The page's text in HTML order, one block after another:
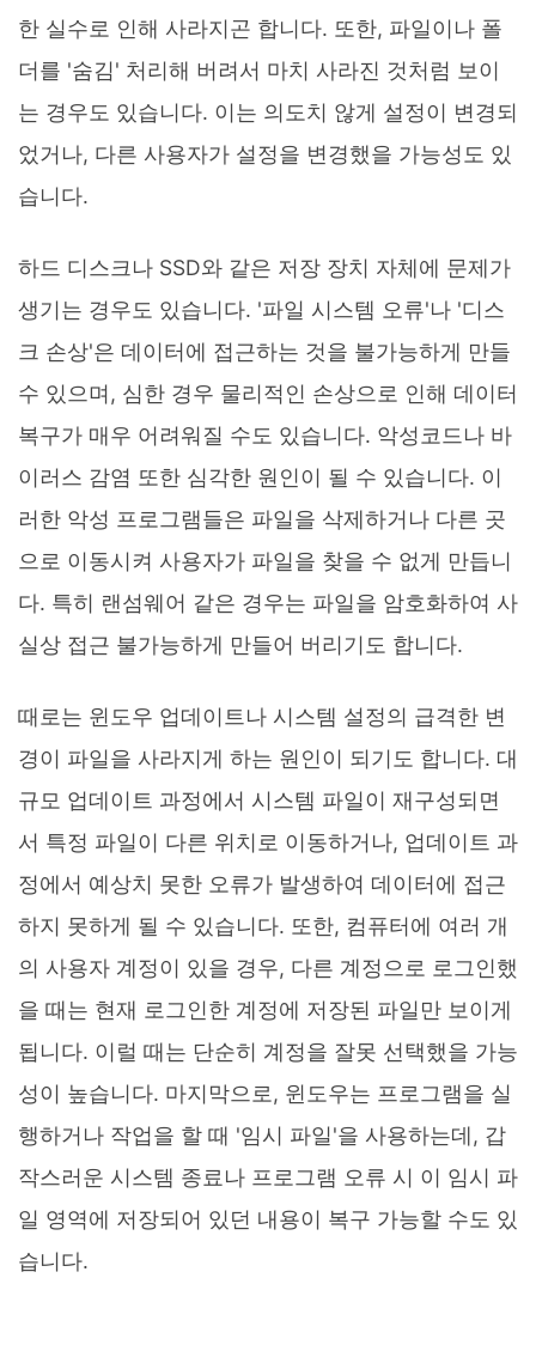
한 실수로 인해 사라지곤 합니다. 또한, 파일이나 폴
더를 '숨김' 처리해 버려서 마치 사라진 것처럼 보이
는 경우도 있습니다. 이는 의도치 않게 설정이 변경되
었거나, 다른 사용자가 설정을 변경했을 가능성도 있
습니다.
하드 디스크나 SSD와 같은 저장 장치 자체에 문제가
생기는 경우도 있습니다. '파일 시스템 오류'나 '디스
크 손상'은 데이터에 접근하는 것을 불가능하게 만들
수 있으며, 심한 경우 물리적인 손상으로 인해 데이터
복구가 매우 어려워질 수도 있습니다. 악성코드나 바
이러스 감염 또한 심각한 원인이 될 수 있습니다. 이
러한 악성 프로그램들은 파일을 삭제하거나 다른 곳
으로 이동시켜 사용자가 파일을 찾을 수 없게 만듭니
다. 특히 랜섬웨어 같은 경우는 파일을 암호화하여 사
실상 접근 불가능하게 만들어 버리기도 합니다.
때로는 윈도우 업데이트나 시스템 설정의 급격한 변
경이 파일을 사라지게 하는 원인이 되기도 합니다. 대
규모 업데이트 과정에서 시스템 파일이 재구성되면
서 특정 파일이 다른 위치로 이동하거나, 업데이트 과
정에서 예상치 못한 오류가 발생하여 데이터에 접근
하지 못하게 될 수 있습니다. 또한, 컴퓨터에 여러 개
의 사용자 계정이 있을 경우, 다른 계정으로 로그인했
을 때는 현재 로그인한 계정에 저장된 파일만 보이게
됩니다. 이럴 때는 단순히 계정을 잘못 선택했을 가능
성이 높습니다. 마지막으로, 윈도우는 프로그램을 실
행하거나 작업을 할 때 '임시 파일'을 사용하는데, 갑
작스러운 시스템 종료나 프로그램 오류 시 이 임시 파
일 영역에 저장되어 있던 내용이 복구 가능할 수도 있
습니다.